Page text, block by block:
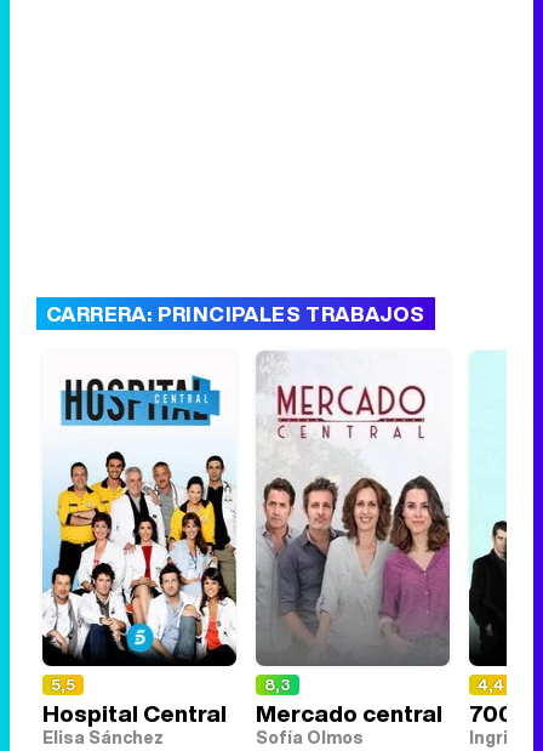
CARRERA: PRINCIPALES TRABAJOS
5,5
Hospital Central
Elisa Sánchez
8,3
Mercado central
Sofía Olmos
4,4
700
Ingrid